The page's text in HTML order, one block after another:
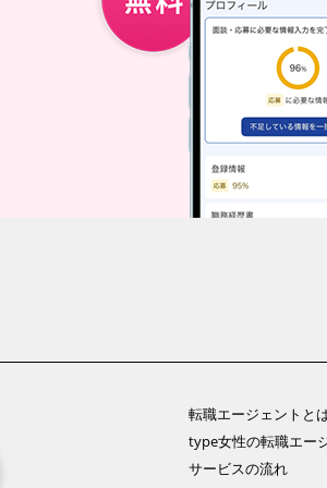
転職エージェントと
type女性の転職エー
サービスの流れ